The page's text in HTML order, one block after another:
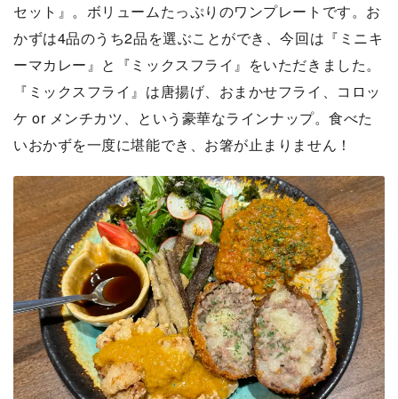
セット』。ボリュームたっぷりのワンプレートです。お
かずは4品のうち2品を選ぶことができ、今回は『ミニキ
ーマカレー』と『ミックスフライ』をいただきました。
『ミックスフライ』は唐揚げ、おまかせフライ、コロッ
ケ or メンチカツ、という豪華なラインナップ。食べた
いおかずを一度に堪能でき、お箸が止まりません！